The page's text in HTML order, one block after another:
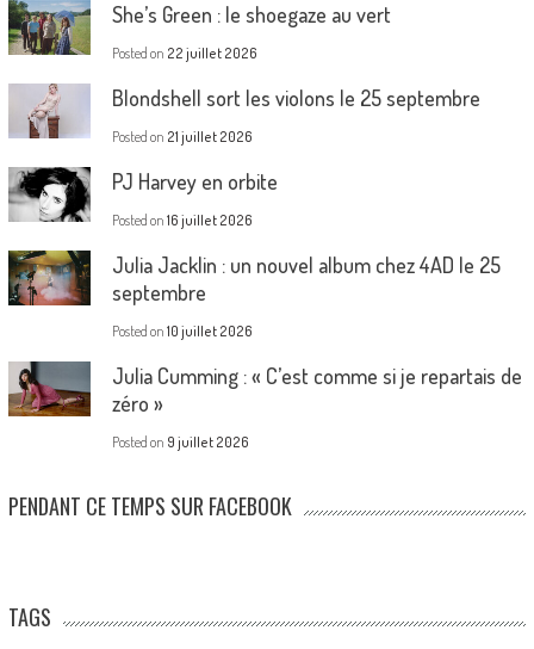
She’s Green : le shoegaze au vert
Posted on 22 juillet 2026
Blondshell sort les violons le 25 septembre
Posted on 21 juillet 2026
PJ Harvey en orbite
Posted on 16 juillet 2026
Julia Jacklin : un nouvel album chez 4AD le 25
septembre
Posted on 10 juillet 2026
Julia Cumming : « C’est comme si je repartais de
zéro »
Posted on 9 juillet 2026
PENDANT CE TEMPS SUR FACEBOOK
TAGS